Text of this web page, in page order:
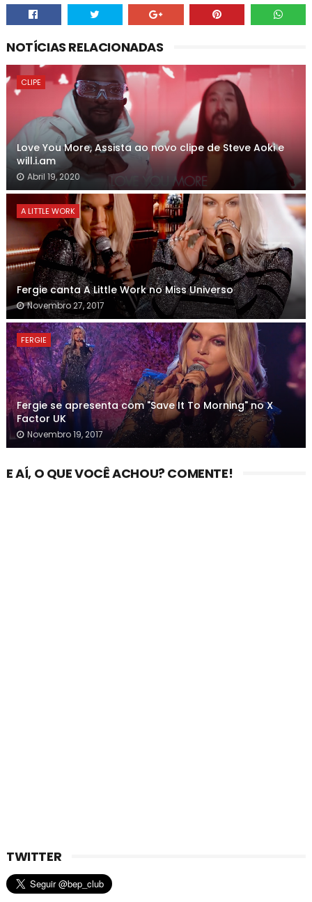
NOTÍCIAS RELACIONADAS
CLIPE
Love You More, Assista ao novo clipe de Steve Aoki e
will.i.am
Abril 19, 2020
A LITTLE WORK
Fergie canta A Little Work no Miss Universo
Novembro 27, 2017
FERGIE
Fergie se apresenta com "Save It To Morning" no X
Factor UK
Novembro 19, 2017
E AÍ, O QUE VOCÊ ACHOU? COMENTE!
TWITTER